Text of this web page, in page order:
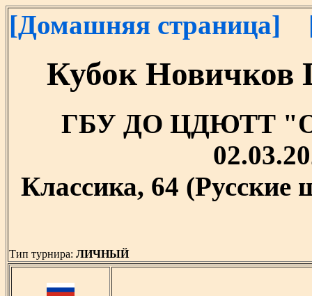
[Домашняя страница]
Кубок
ГБУ ДО ЦДЮТТ
Классика, 64
Тип турнира: ЛИЧНЫЙ